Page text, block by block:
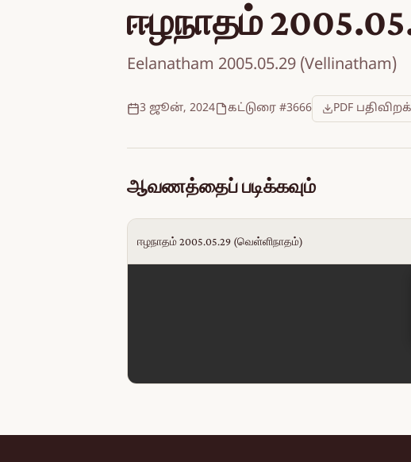
ஈழநாதம்
Eelanatham 2005.05.29 (Vellinatham)
3 ஜூன், 2024 கட்டுரை #3666 PDF
ஆவணத்தைப் படிக்கவும்
ஈழநாதம் 2005.05.29 (வெள்ளிநாதம்)